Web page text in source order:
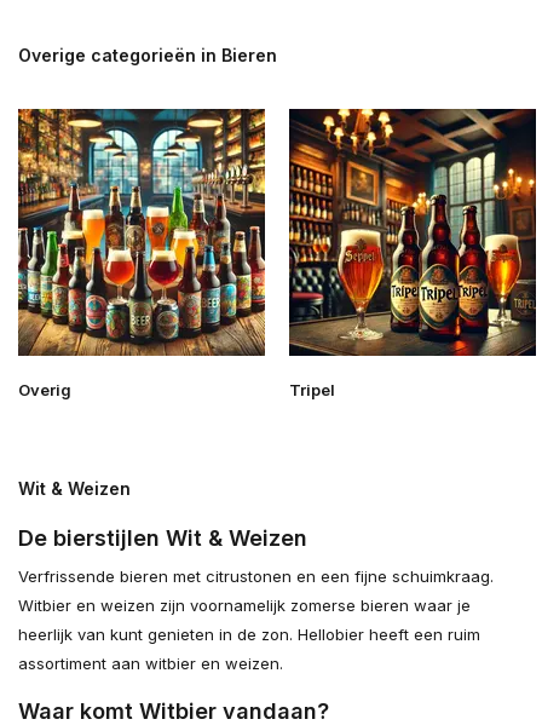
Overige categorieën in Bieren
Overig Tripel
Wit & Weizen
De bierstijlen Wit & Weizen
Verfrissende bieren met citrustonen en een fijne schuimkraag.
Witbier en weizen zijn voornamelijk zomerse bieren waar je
heerlijk van kunt genieten in de zon. Hellobier heeft een ruim
assortiment aan witbier en weizen.
Waar komt Witbier vandaan?